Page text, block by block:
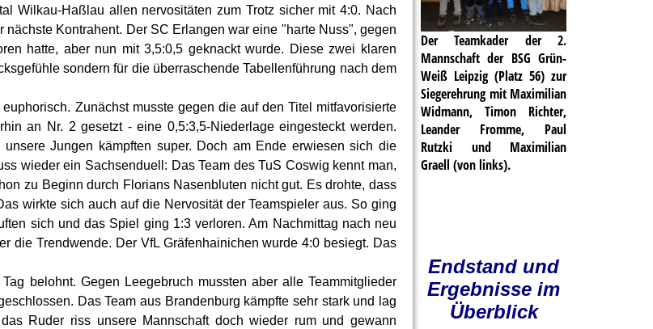
Wilkau-Haßlau allen nervositäten zum Trotz sicher mit 4:0. Nach
nächste Kontrahent. Der SC Erlangen war eine "harte Nuss", gegen
hatte, aber nun mit 3,5:0,5 geknackt wurde. Diese zwei klaren
sondern für die überraschende Tabellenführung nach dem
Zunächst musste gegen die auf den Titel mitfavorisierte
an Nr. 2 gesetzt - eine 0,5:3,5-Niederlage eingesteckt werden.
Jungen kämpften super. Doch am Ende erwiesen sich die
wieder ein Sachsenduell: Das Team des TuS Coswig kennt man,
zu Beginn durch Florians Nasenbluten nicht gut. Es drohte, dass
wirkte sich auch auf die Nervosität der Teamspieler aus. So ging
sich und das Spiel ging 1:3 verloren. Am Nachmittag nach neu
die Trendwende. Der VfL Gräfenhainichen wurde 4:0 besiegt. Das
belohnt. Gegen Leegebruch mussten aber alle Teammitglieder
Das Team aus Brandenburg kämpfte sehr stark und lag
Ruder riss unsere Mannschaft doch wieder rum und gewann
Der Teamkader der 2.
Mannschaft der BSG Grün-
Weiß Leipzig (Platz 56) zur
Siegerehrung mit Maximilian
Widmann, Timon Richter,
Leander Fromme, Paul
Rutzki und Maximilian
Graell (von links).
Endstand und
Ergebnisse im
Überblick